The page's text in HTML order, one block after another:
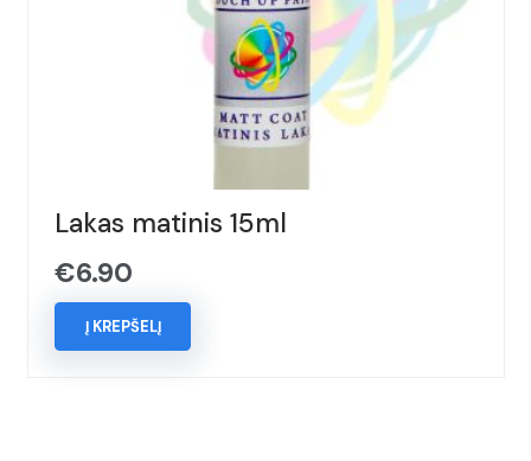
Lakas matinis 15ml
€6.90
Į KREPŠELĮ